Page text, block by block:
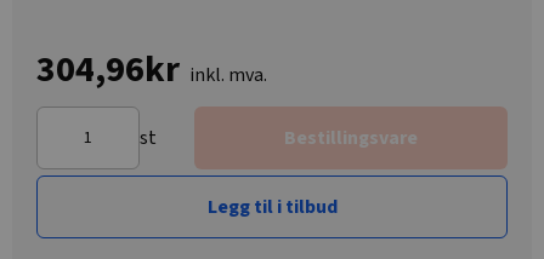
304,96kr inkl. mva.
st Bestillingsvare
Legg til i tilbud